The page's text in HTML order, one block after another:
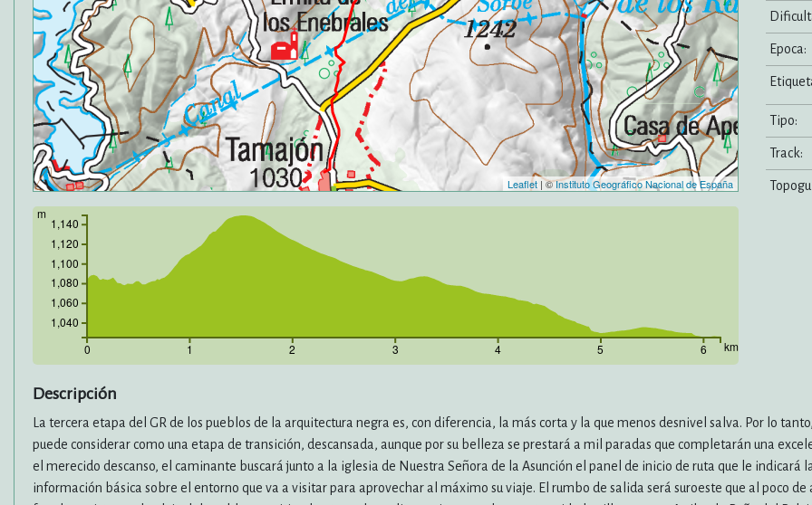
Leaflet| ©Instituto Geográfico Nacional de España
0 1 2 3 4 5 6 km
1,040
1,060
1,080
1,100
1,120
1,140
m
Epoca:
Tipo:
Track:
Descripción
La tercera etapa del GR de los pueblos de la arquitectura negra es, con diferencia, la más corta y la que menos desnivel salva. Por lo
puede considerar como una etapa de transición, descansada, aunque por su belleza se prestará a mil paradas que completarán una
el merecido descanso, el caminante buscará junto a la iglesia de Nuestra Señora de la Asunción el panel de inicio de ruta que le indicará
información básica sobre el entorno que va a visitar para aprovechar al máximo su viaje. El rumbo de salida será suroeste que al poco